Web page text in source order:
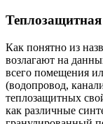
Теплозащитная
Как понятно из
возлагают на
всего помещения
(водопровод,
теплозащитных
как различные